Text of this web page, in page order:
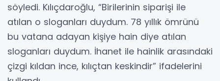
söyledi. Kılıçdaroğlu, “Birilerinin siparişi ile
atılan o sloganları duydum. 78 yıllık ömrünü
bu vatana adayan kişiye hain diye atılan
sloganları duydum. İhanet ile hainlik arasındaki
çizgi kıldan ince, kılıçtan keskindir” ifadelerini